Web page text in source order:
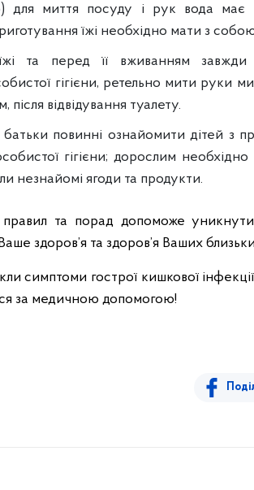
для миття посуду і рук вода має
їжі необхідно мати з
та перед її вживанням
гігієни, ретельно мити руки
відвідування туалету.
повинні ознайомити дітей з
гігієни; дорослим необхідно
незнайомі ягоди та продукти.
та порад допоможе уникнути
здоров’я та здоров’я Ваших
симптоми гострої кишкової
за медичною допомогою!